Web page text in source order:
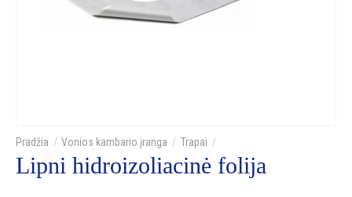
Vonios kambario įranga Trapai
Lipni hidroizoliacinė folija